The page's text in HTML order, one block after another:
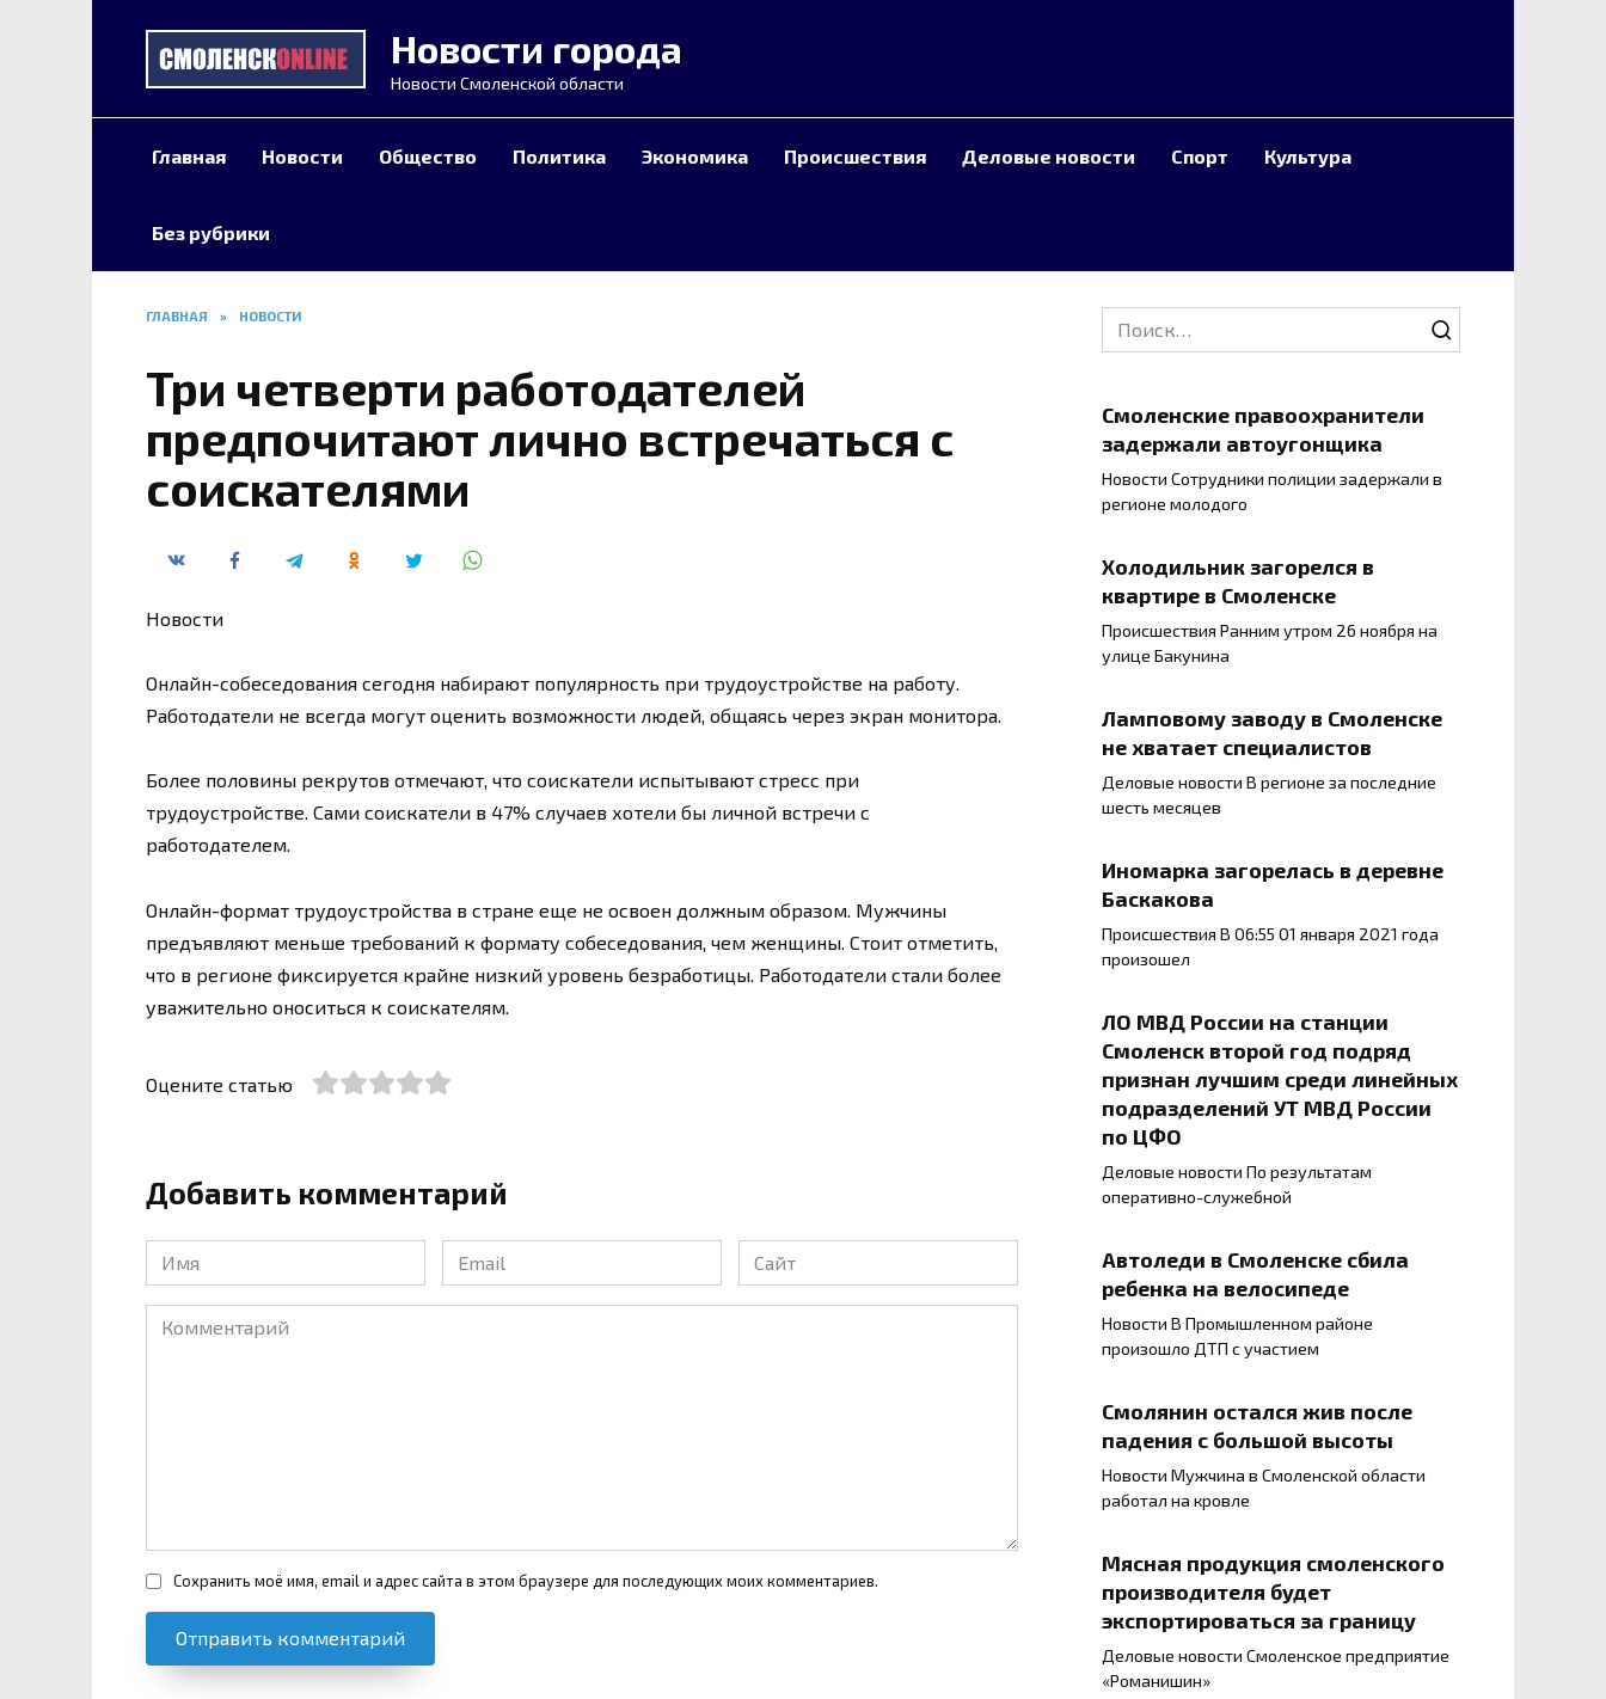
Новости города
Новости Смоленской области
Главная Новости Общество Политика Экономика Происшествия Деловые новости Спорт Культура
Без рубрики
ГЛАВНАЯ » НОВОСТИ
Три четверти работодателей
предпочитают лично встречаться с
соискателями
Новости
Онлайн-собеседования сегодня набирают популярность при трудоустройстве на работу.
Работодатели не всегда могут оценить возможности людей, общаясь через экран монитора.
Более половины рекрутов отмечают, что соискатели испытывают стресс при
трудоустройстве. Сами соискатели в 47% случаев хотели бы личной встречи с
работодателем.
Онлайн-формат трудоустройства в стране еще не освоен должным образом. Мужчины
предъявляют меньше требований к формату собеседования, чем женщины. Стоит отметить,
что в регионе фиксируется крайне низкий уровень безработицы. Работодатели стали более
уважительно оноситься к соискателям.
Оцените статью
Добавить комментарий
Имя
*
Email
*
Сайт
Комментарий
Сохранить моё имя, email и адрес сайта в этом браузере для последующих моих комментариев.
Search
for:
Смоленские правоохранители
задержали автоугонщика
Новости Сотрудники полиции задержали в
регионе молодого
Холодильник загорелся в
квартире в Смоленске
Происшествия Ранним утром 26 ноября на
улице Бакунина
Ламповому заводу в Смоленске
не хватает специалистов
Деловые новости В регионе за последние
шесть месяцев
Иномарка загорелась в деревне
Баскакова
Происшествия В 06:55 01 января 2021 года
произошел
ЛО МВД России на станции
Смоленск второй год подряд
признан лучшим среди линейных
подразделений УТ МВД России
по ЦФО
Деловые новости По результатам
оперативно-служебной
Автоледи в Смоленске сбила
ребенка на велосипеде
Новости В Промышленном районе
произошло ДТП с участием
Смолянин остался жив после
падения с большой высоты
Новости Мужчина в Смоленской области
работал на кровле
Мясная продукция смоленского
производителя будет
экспортироваться за границу
Деловые новости Смоленское предприятие
«Романишин»